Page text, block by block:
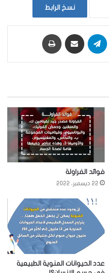
نسخ الرابط
فوائد الفراولة
22 ديسمبر، 2022
عدد الحيوانات المنوية الطبيعية